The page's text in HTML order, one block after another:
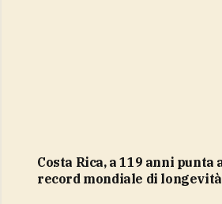
Costa Rica, a 119 anni punta al
record mondiale di longevità